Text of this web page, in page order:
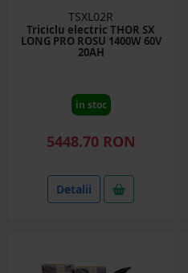
TSXL02R
Triciclu electric THOR SX
LONG PRO ROSU 1400W 60V
20AH
in stoc
5448.70 RON
Detalii